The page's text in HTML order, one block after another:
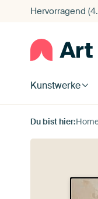
Hervorragend
Kunstwerke
Du bist hier: